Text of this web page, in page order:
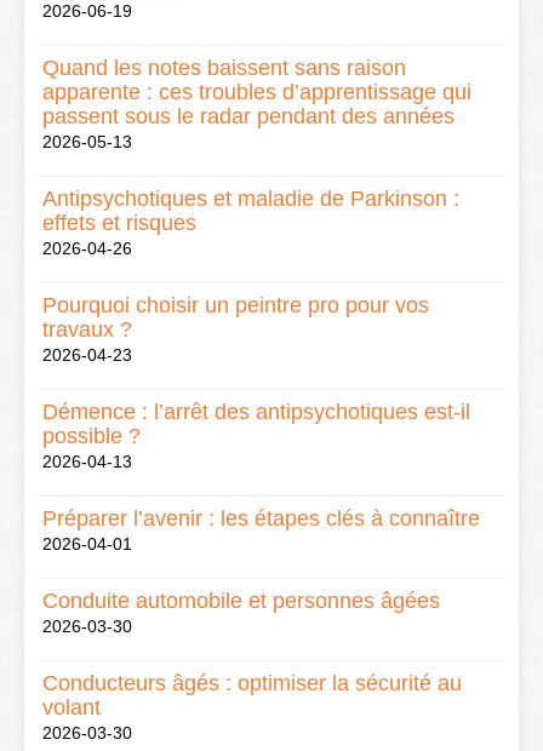
2026-06-19
Quand les notes baissent sans raison
apparente : ces troubles d’apprentissage qui
passent sous le radar pendant des années
2026-05-13
Antipsychotiques et maladie de Parkinson :
effets et risques
2026-04-26
Pourquoi choisir un peintre pro pour vos
travaux ?
2026-04-23
Démence : l’arrêt des antipsychotiques est-il
possible ?
2026-04-13
Préparer l’avenir : les étapes clés à connaître
2026-04-01
Conduite automobile et personnes âgées
2026-03-30
Conducteurs âgés : optimiser la sécurité au
volant
2026-03-30